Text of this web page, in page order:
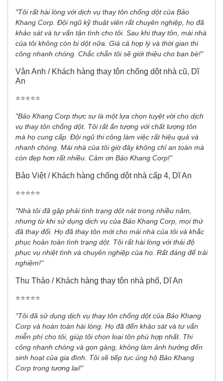
"Tôi rất hài lòng với dịch vụ thay tôn chống dột của Bảo
Khang Corp. Đội ngũ kỹ thuật viên rất chuyên nghiệp, họ đã
khảo sát và tư vấn tận tình cho tôi. Sau khi thay tôn, mái nhà
của tôi không còn bị dột nữa. Giá cả hợp lý và thời gian thi
công nhanh chóng. Chắc chắn tôi sẽ giới thiệu cho bạn bè!"
Vân Anh / Khách hàng thay tôn chống dột nhà cũ, Dĩ
An
⭐️⭐️⭐️⭐️⭐️
"Bảo Khang Corp thực sự là một lựa chọn tuyệt vời cho dịch
vụ thay tôn chống dột. Tôi rất ấn tượng với chất lượng tôn
mà họ cung cấp. Đội ngũ thi công làm việc rất hiệu quả và
nhanh chóng. Mái nhà của tôi giờ đây không chỉ an toàn mà
còn đẹp hơn rất nhiều. Cảm ơn Bảo Khang Corp!"
Bảo Việt / Khách hàng chống dột nhà cấp 4, Dĩ An
⭐️⭐️⭐️⭐️⭐️
"Nhà tôi đã gặp phải tình trạng dột nát trong nhiều năm,
nhưng từ khi sử dụng dịch vụ của Bảo Khang Corp, mọi thứ
đã thay đổi. Họ đã thay tôn mới cho mái nhà của tôi và khắc
phục hoàn toàn tình trạng dột. Tôi rất hài lòng với thái độ
phục vụ nhiệt tình và chuyên nghiệp của họ. Rất đáng để trải
nghiệm!"
Thu Thảo / Khách hàng thay tôn nhà phố, Dĩ An
⭐️⭐️⭐️⭐️⭐️
"Tôi đã sử dụng dịch vụ thay tôn chống dột của Bảo Khang
Corp và hoàn toàn hài lòng. Họ đã đến khảo sát và tư vấn
miễn phí cho tôi, giúp tôi chọn loại tôn phù hợp nhất. Thi
công nhanh chóng và gọn gàng, không làm ảnh hưởng đến
sinh hoạt của gia đình. Tôi sẽ tiếp tục ủng hộ Bảo Khang
Corp trong tương lai!"